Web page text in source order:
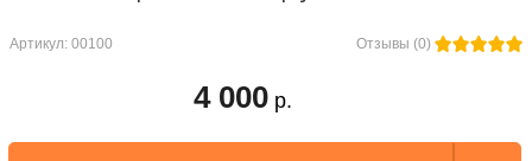
Артикул: 00100 Отзывы (0)
4 000р.